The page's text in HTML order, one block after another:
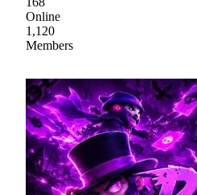
Online
1,120
Members